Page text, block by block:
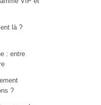
là ?
: entre
?